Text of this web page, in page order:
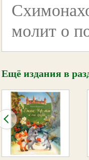
молит о
Ещё издания в